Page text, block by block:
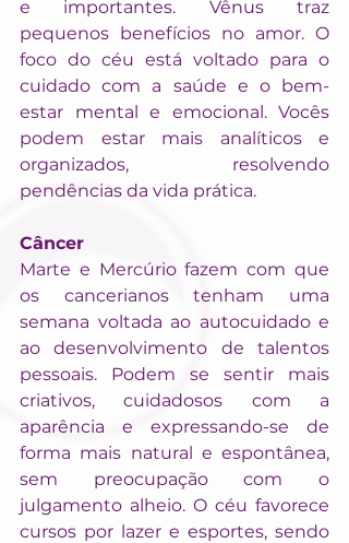
e importantes. Vênus traz
pequenos benefícios no amor. O
foco do céu está voltado para o
cuidado com a saúde e o bem-
estar mental e emocional. Vocês
podem estar mais analíticos e
organizados, resolvendo
pendências da vida prática.
Câncer
Marte e Mercúrio fazem com que
os cancerianos tenham uma
semana voltada ao autocuidado e
ao desenvolvimento de talentos
pessoais. Podem se sentir mais
criativos, cuidadosos com a
aparência e expressando-se de
forma mais natural e espontânea,
sem preocupação com o
julgamento alheio. O céu favorece
cursos por lazer e esportes, sendo